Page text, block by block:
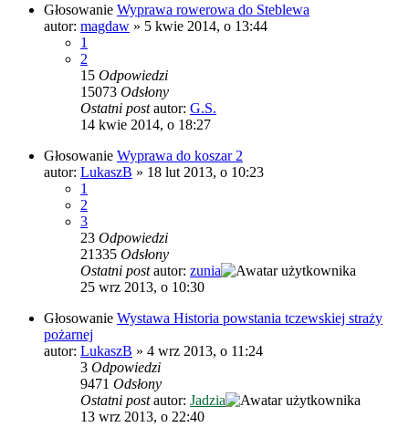
Głosowanie Wyprawa rowerowa do Steblewa
autor: magdaw » 5 kwie 2014, o 13:44
1
2
15 Odpowiedzi
15073 Odsłony
Ostatni postautor: G.S.
14 kwie 2014, o 18:27
Głosowanie Wyprawa do koszar 2
autor: LukaszB » 18 lut 2013, o 10:23
1
2
3
23 Odpowiedzi
21335 Odsłony
Ostatni postautor: zunia
25 wrz 2013, o 10:30
Głosowanie Wystawa Historia powstania tczewskiej straży
pożarnej
autor: LukaszB » 4 wrz 2013, o 11:24
3 Odpowiedzi
9471 Odsłony
Ostatni postautor: Jadzia
13 wrz 2013, o 22:40